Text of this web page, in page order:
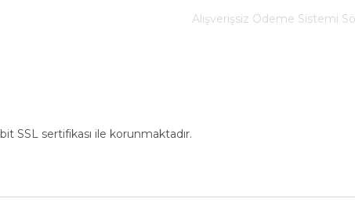
Alışverişsiz Ödeme Sistemi
SSL sertifikası ile korunmaktadır.